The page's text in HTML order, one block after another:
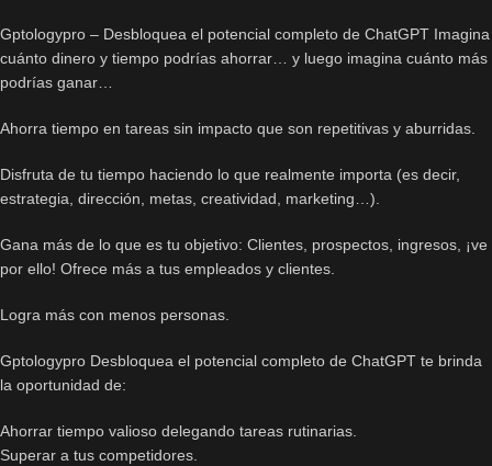
Gptologypro – Desbloquea el potencial completo de ChatGPT Imagina
cuánto dinero y tiempo podrías ahorrar… y luego imagina cuánto más
podrías ganar…
Ahorra tiempo en tareas sin impacto que son repetitivas y aburridas.
Disfruta de tu tiempo haciendo lo que realmente importa (es decir,
estrategia, dirección, metas, creatividad, marketing…).
Gana más de lo que es tu objetivo: Clientes, prospectos, ingresos, ¡ve
por ello! Ofrece más a tus empleados y clientes.
Logra más con menos personas.
Gptologypro Desbloquea el potencial completo de ChatGPT te brinda
la oportunidad de:
Ahorrar tiempo valioso delegando tareas rutinarias.
Superar a tus competidores.